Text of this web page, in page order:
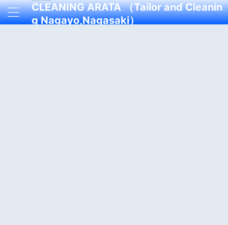
CLEANING ARATA （Tailor and Cleanin
g Nagayo,Nagasaki）